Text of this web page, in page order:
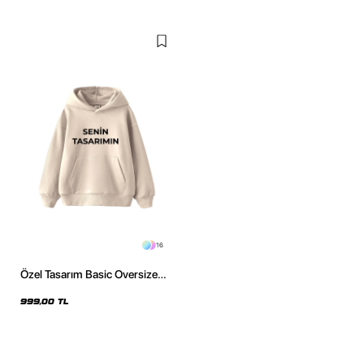
16
Özel Tasarım Basic Oversize
999,00 TL